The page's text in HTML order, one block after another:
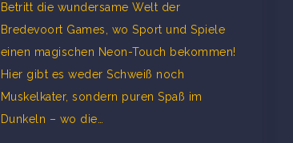
Betritt die wundersame Welt der
Bredevoort Games, wo Sport und Spiele
einen magischen Neon-Touch bekommen!
Hier gibt es weder Schweiß noch
Muskelkater, sondern puren Spaß im
Dunkeln – wo die…